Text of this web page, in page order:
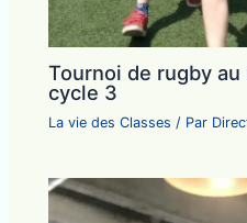
Tournoi de rugby
cycle 3
La vie des Classes / Par